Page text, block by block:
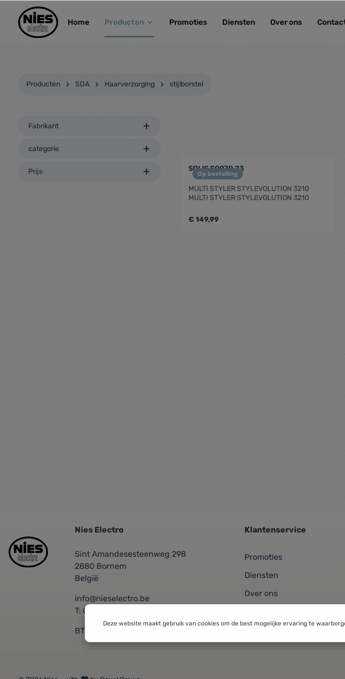
general.skipToNavigation
Home Producten Promoties Diensten Over ons
Producten SDA Haarverzorging stijlborstel
Fabrikant
categorie
Prijs Op bestelling
SOLIS SO970.23
MULTI STYLER STYLEVOLUTION 3210
MULTI STYLER STYLEVOLUTION 3210
€ 149,99
Nies Electro
Sint Amandesesteenweg 298
2880 Bornem
België
info@nieselectro.be
T: 03/889.06.30
BTW: BE 0437576601
Klantenservice
Promoties
Diensten
Over ons
Deze website maakt gebruik van cookies om de best mogelijke ervaring te